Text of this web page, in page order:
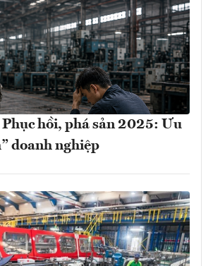
Phục hồi, phá sản 2025: Ưu
doanh nghiệp